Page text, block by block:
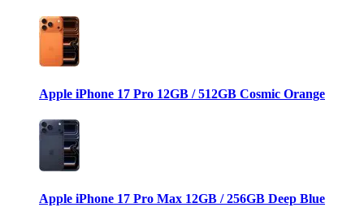
Apple iPhone 17 Pro 12GB / 512GB Cosmic Orange
Apple iPhone 17 Pro Max 12GB / 256GB Deep Blue